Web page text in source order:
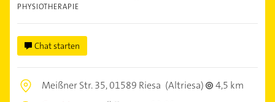
PHYSIOTHERAPIE
Chat starten
Meißner Str. 35,01589 Riesa (Altriesa)
4,5 km